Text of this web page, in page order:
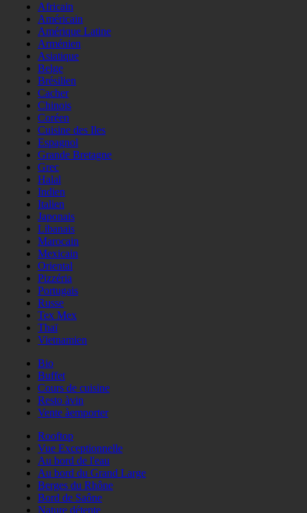
Africain
Américain
Amérique Latine
Arménien
Asiatique
Belge
Brésilien
Cacher
Chinois
Coréen
Cuisine des Iles
Espagnol
Grande Bretagne
Grec
Halal
Indien
Italien
Japonais
Libanais
Marocain
Mexicain
Oriental
Pizzéria
Portugais
Russe
Tex Mex
Thaï
Vietnamien
Bio
Buffet
Cours de cuisine
Resto àvin
Vente àemporter
Rooftop
Vue Exceptionnelle
Au bord de l'eau
Au bord du Grand Large
Berges du Rhône
Bord de Saône
Nature détente